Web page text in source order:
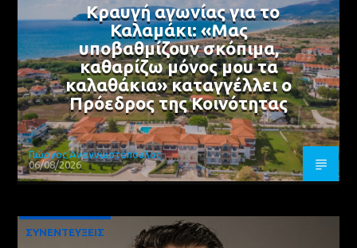
Κραυγή αγωνίας για το
Καλαμάκι: «Μας
υποβαθμίζουν σκόπιμα,
καθαρίζω μόνος μου τα
καλαθάκια» καταγγέλλει ο
Πρόεδρος της Κοινότητας
Γιώργος Αναγνωστόπουλος
06/08/2026
ΣΥΝΕΝΤΕΥΞΕΙΣ